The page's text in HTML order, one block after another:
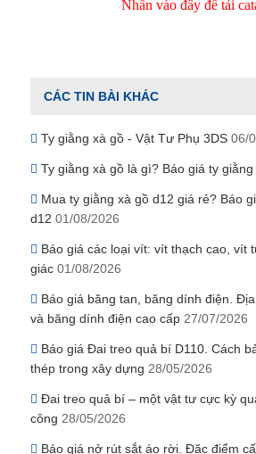
Nhấn vào đây để tải
CÁC TIN BÀI KHÁC
Ty giằng xà gồ - Vật Tư Phụ 3DS 06/
Ty giằng xà gồ là gì? Báo giá ty giằng
Mua ty giằng xà gồ d12 giá rẻ? Báo
d12 01/08/2026
Báo giá các loại vít: vít thạch cao, vít
giác 01/08/2026
Báo giá băng tan, băng dính điện.
và băng dính điện cao cấp 27/07/2026
Báo giá Đai treo quả bí D110. Cách
thép trong xây dựng 28/05/2026
Đai treo quả bí – một vật tư cực kỳ
công 28/05/2026
Báo giá nở rút sắt áo rời. Đặc điểm